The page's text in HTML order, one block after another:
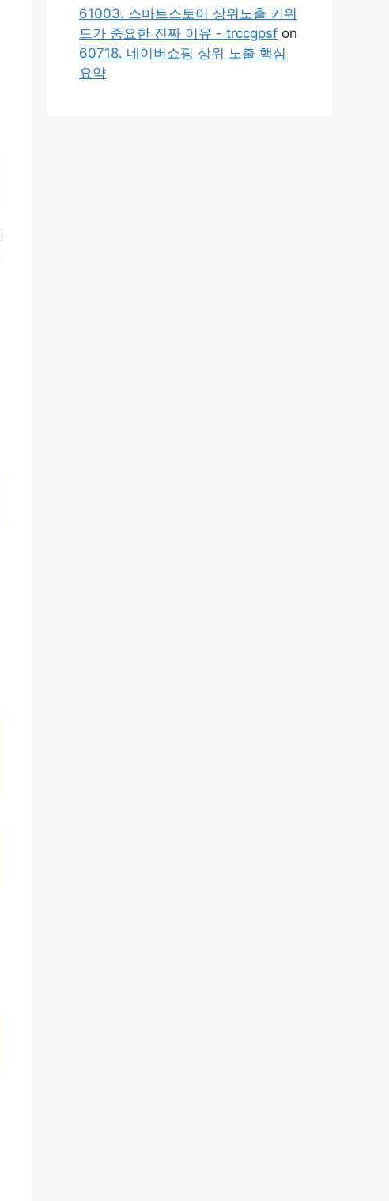
61003. 스마트스토어 상위노출 키워
드가 중요한 진짜 이유 - trccgpsf on
60718. 네이버쇼핑 상위 노출 핵심
요약